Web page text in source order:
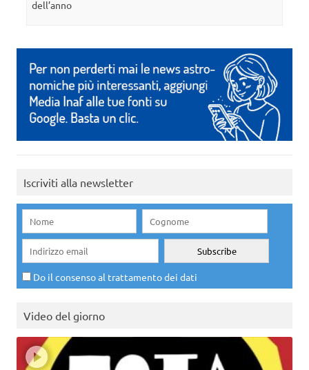
dell’anno
Iscriviti alla newsletter
Do il consenso al trattamento dei dati
Video del giorno